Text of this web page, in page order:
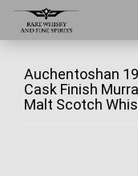
Auchentoshan
Cask Finish
Malt Scotch